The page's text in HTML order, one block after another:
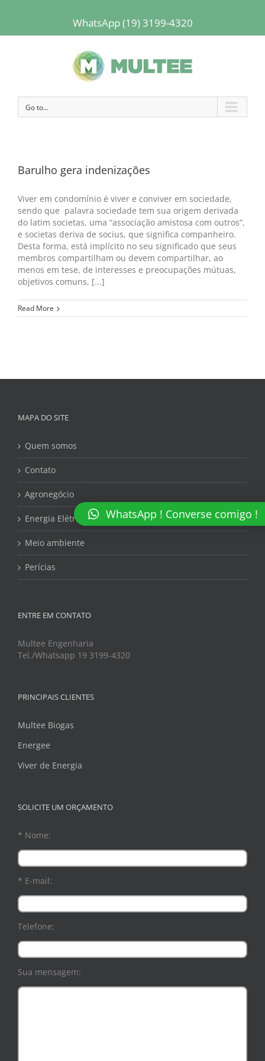
WhatsApp (19) 3199-4320
Go to...
Barulho gera indenizações
Viver em condomínio é viver e conviver em sociedade,
sendo que palavra sociedade tem sua origem derivada
do latim societas, uma “associação amistosa com outros”,
e societas deriva de socius, que significa companheiro.
Desta forma, está implícito no seu significado que seus
membros compartilham ou devem compartilhar, ao
menos em tese, de interesses e preocupações mútuas,
objetivos comuns, [...]
Read More
MAPA DO SITE
Quem somos
Contato
Agronegócio
Energia Elétrica
Meio ambiente
Perícias
ENTRE EM CONTATO
Multee Engenharia
Tel./Whatsapp 19 3199-4320
PRINCIPAIS CLIENTES
Multee Biogas
Energee
Viver de Energia
SOLICITE UM ORÇAMENTO
* Nome:
* E-mail:
Telefone:
Sua mensagem:
WhatsApp ! Converse comigo !